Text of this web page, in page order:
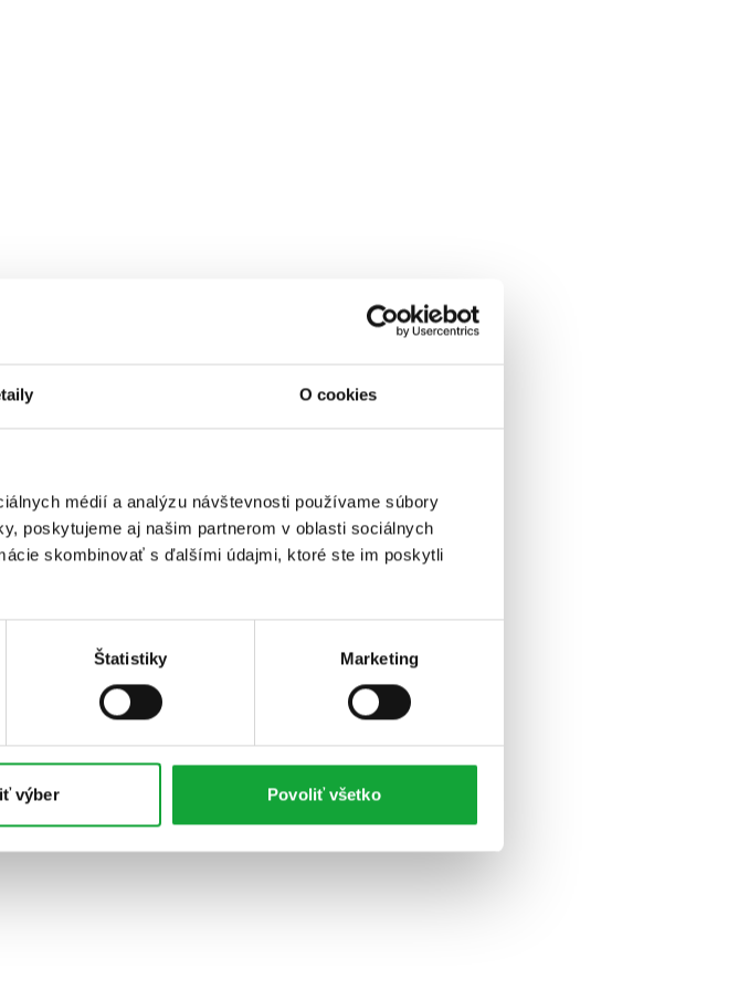
O cookies
médií a analýzu návštevnosti používame súbory
poskytujeme aj našim partnerom v oblasti sociálnych
skombinovať s ďalšími údajmi, ktoré ste im poskytli
Štatistiky Marketing
výber Povoliť všetko